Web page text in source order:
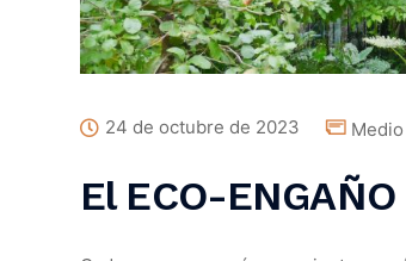
24 de octubre de 2023
El ECO-